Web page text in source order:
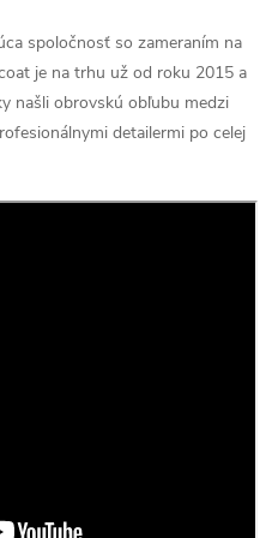
spoločnosť so zameraním na
je na trhu už od roku 2015 a
našli obrovskú obľubu medzi
detailermi po celej